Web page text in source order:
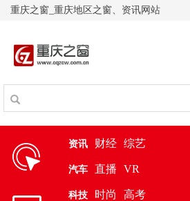
重庆之窗_重庆地区之窗、资讯网站
资讯 财经 综艺
汽车 直播 VR
科技 时尚 高考